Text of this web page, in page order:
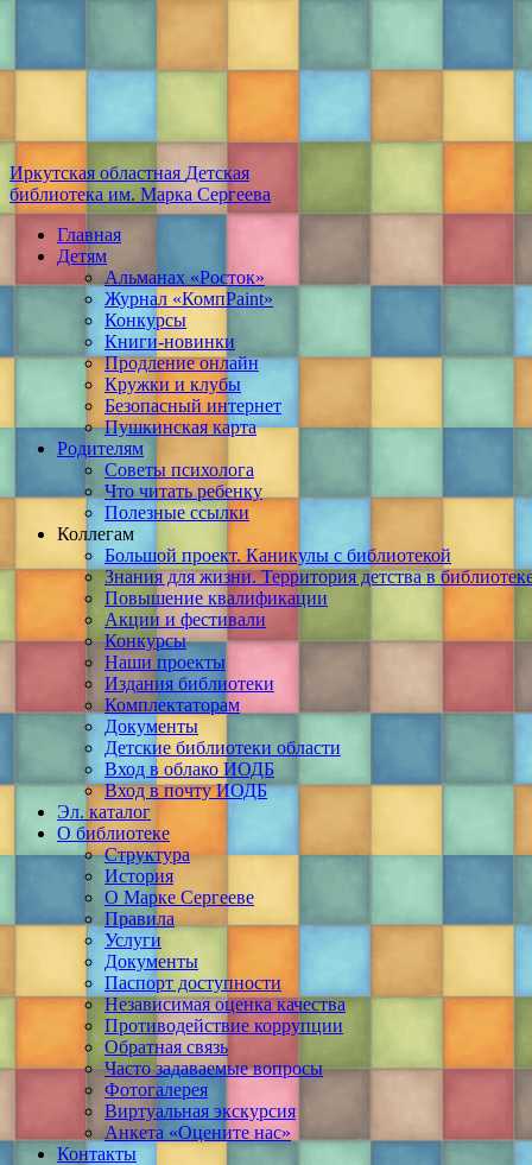
Иркутская областная Детская
библиотека им. Марка Сергеева
Главная
Детям
Альманах «Росток»
Журнал «КомпPaint»
Конкурсы
Книги-новинки
Продление онлайн
Кружки и клубы
Безопасный интернет
Пушкинская карта
Родителям
Советы психолога
Что читать ребенку
Полезные ссылки
Коллегам
Большой проект. Каникулы с библиотекой
Знания для жизни. Территория детства в
Повышение квалификации
Акции и фестивали
Конкурсы
Наши проекты
Издания библиотеки
Комплектаторам
Документы
Детские библиотеки области
Вход в облако ИОДБ
Вход в почту ИОДБ
Эл. каталог
О библиотеке
Структура
История
О Марке Сергееве
Правила
Услуги
Документы
Паспорт доступности
Независимая оценка качества
Противодействие коррупции
Обратная связь
Часто задаваемые вопросы
Фотогалерея
Виртуальная экскурсия
Анкета «Оцените нас»
Контакты